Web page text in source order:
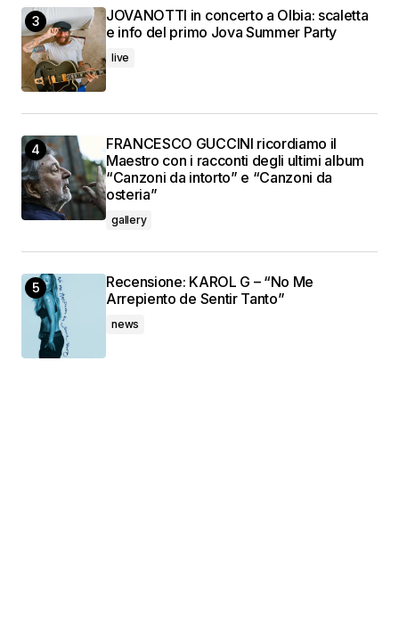
JOVANOTTI in concerto a Olbia: scaletta
e info del primo Jova Summer Party
live
FRANCESCO GUCCINI ricordiamo il
Maestro con i racconti degli ultimi album
“Canzoni da intorto” e “Canzoni da
osteria”
gallery
Recensione: KAROL G – “No Me
Arrepiento de Sentir Tanto”
news